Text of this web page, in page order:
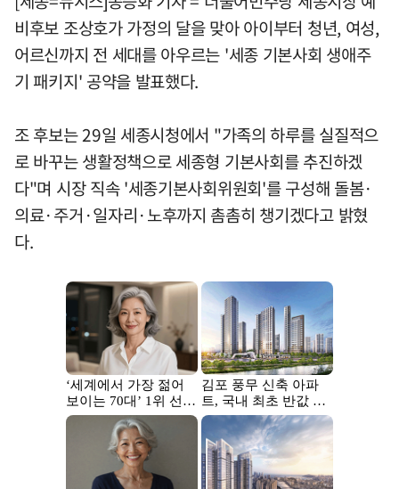
비후보 조상호가 가정의 달을 맞아 아이부터 청년, 여성,
어르신까지 전 세대를 아우르는 '세종 기본사회 생애주
기 패키지' 공약을 발표했다.
조 후보는 29일 세종시청에서 "가족의 하루를 실질적으
로 바꾸는 생활정책으로 세종형 기본사회를 추진하겠
다"며 시장 직속 '세종기본사회위원회'를 구성해 돌봄·
의료·주거·일자리·노후까지 촘촘히 챙기겠다고 밝혔
다.